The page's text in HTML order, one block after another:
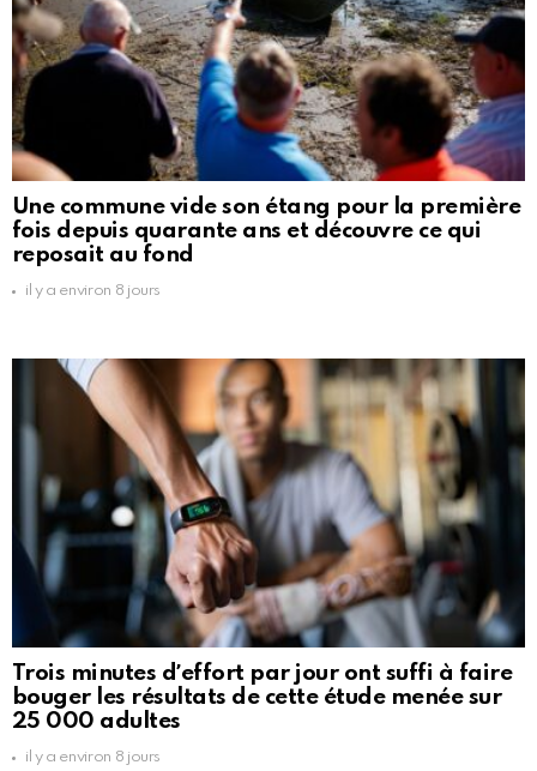
Une commune vide son étang pour la première
fois depuis quarante ans et découvre ce qui
reposait au fond
il y a environ 8 jours
Trois minutes dʼeffort par jour ont suffi à faire
bouger les résultats de cette étude menée sur
25 000 adultes
il y a environ 8 jours